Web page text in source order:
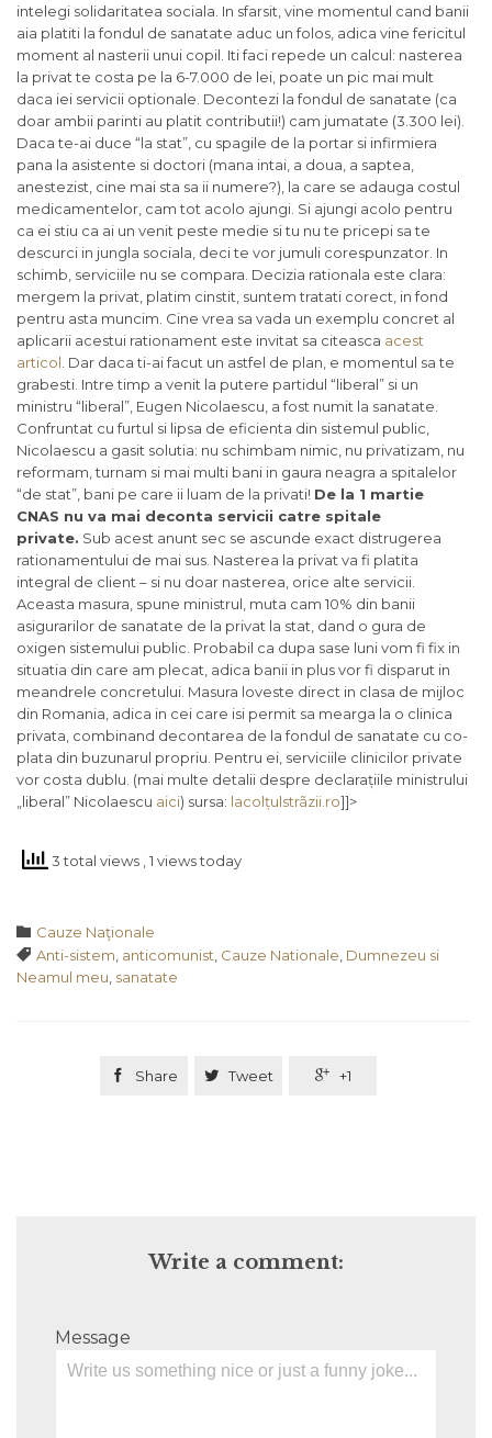
intelegi solidaritatea sociala. In sfarsit, vine momentul cand banii
aia platiti la fondul de sanatate aduc un folos, adica vine fericitul
moment al nasterii unui copil. Iti faci repede un calcul: nasterea
la privat te costa pe la 6-7.000 de lei, poate un pic mai mult
daca iei servicii optionale. Decontezi la fondul de sanatate (ca
doar ambii parinti au platit contributii!) cam jumatate (3.300 lei).
Daca te-ai duce “la stat”, cu spagile de la portar si infirmiera
pana la asistente si doctori (mana intai, a doua, a saptea,
anestezist, cine mai sta sa ii numere?), la care se adauga costul
medicamentelor, cam tot acolo ajungi. Si ajungi acolo pentru
ca ei stiu ca ai un venit peste medie si tu nu te pricepi sa te
descurci in jungla sociala, deci te vor jumuli corespunzator. In
schimb, serviciile nu se compara. Decizia rationala este clara:
mergem la privat, platim cinstit, suntem tratati corect, in fond
pentru asta muncim. Cine vrea sa vada un exemplu concret al
aplicarii acestui rationament este invitat sa citeasca acest
articol . Dar daca ti-ai facut un astfel de plan, e momentul sa te
grabesti. Intre timp a venit la putere partidul “liberal” si un
ministru “liberal”, Eugen Nicolaescu, a fost numit la sanatate.
Confruntat cu furtul si lipsa de eficienta din sistemul public,
Nicolaescu a gasit solutia: nu schimbam nimic, nu privatizam, nu
reformam, turnam si mai multi bani in gaura neagra a spitalelor
“de stat”, bani pe care ii luam de la privati! De la 1 martie
CNAS nu va mai deconta servicii catre spitale
private. Sub acest anunt sec se ascunde exact distrugerea
rationamentului de mai sus. Nasterea la privat va fi platita
integral de client – si nu doar nasterea, orice alte servicii.
Aceasta masura, spune ministrul, muta cam 10% din banii
asigurarilor de sanatate de la privat la stat, dand o gura de
oxigen sistemului public. Probabil ca dupa sase luni vom fi fix in
situatia din care am plecat, adica banii in plus vor fi disparut in
meandrele concretului. Masura loveste direct in clasa de mijloc
din Romania, adica in cei care isi permit sa mearga la o clinica
privata, combinand decontarea de la fondul de sanatate cu co-
plata din buzunarul propriu. Pentru ei, serviciile clinicilor private
vor costa dublu. (mai multe detalii despre declarațiile ministrului
„liberal” Nicolaescu aici) sursa: lacolțulstrãzii.ro]]>
3 total views , 1 views today
 Category
Cauze Naţionale
 Tags
Anti-sistem anticomunist Cauze Nationale Dumnezeu si
Neamul meu sanatate
 Share  Tweet  +1
Write a comment:
Message